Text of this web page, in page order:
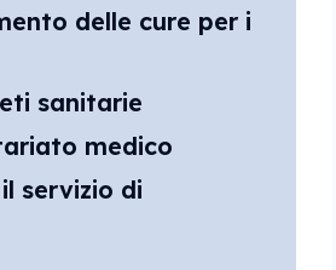
delle cure per i
sanitarie
medico
servizio di